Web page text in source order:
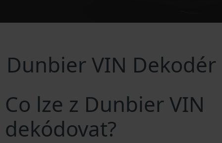
Dunbier VIN Dekodér
Co lze z Dunbier VIN
dekódovat?